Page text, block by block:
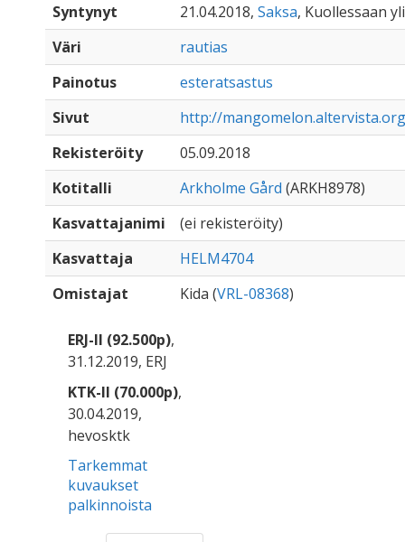
Syntynyt
21.04.2018, Saksa, Kuollessaan
Väri
rautias
Painotus
esteratsastus
Sivut
http://
Rekisteröity
05.09.2018
Kotitalli
Arkholme Gård (ARKH8978)
Kasvattajanimi
(ei rekisteröity)
Kasvattaja
HELM4704
Omistajat
Kida (VRL-08368)
ERJ-II (92.500p),
31.12.2019, ERJ
KTK-II (70.000p),
30.04.2019,
hevosktk
Tarkemmat
kuvaukset
palkinnoista